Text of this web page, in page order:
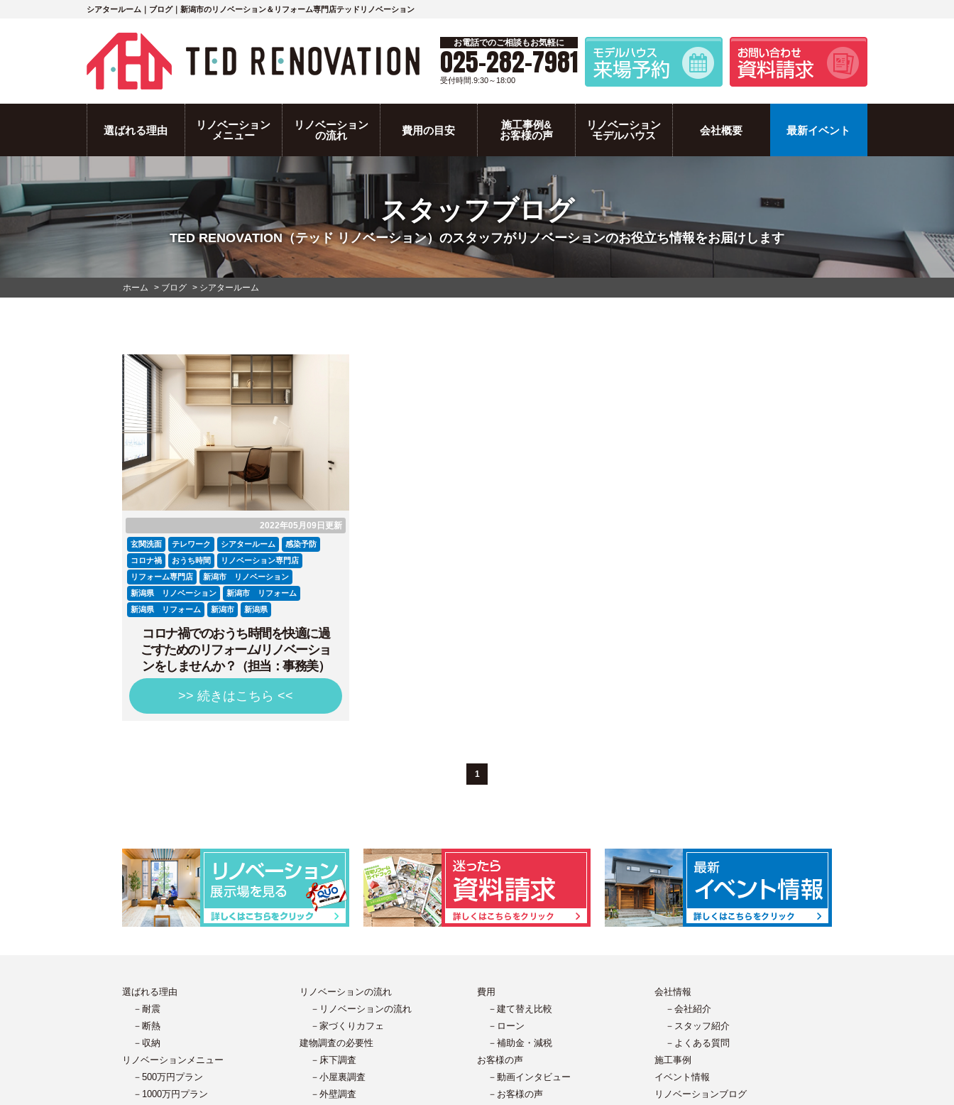
シアタールーム｜ブログ｜新潟市のリノベーション＆リフォーム専門店テッドリノベーション
お電話でのご相談もお気軽に
025-282-7981
受付時間.9:30～18:00
選ばれる理由
リノベーション
メニュー
リノベーション
の流れ
費用の目安
施工事例&
お客様の声
リノベーション
モデルハウス
会社概要 最新イベント
スタッフブログ
TED RENOVATION（テッド リノベーション）のスタッフがリノベーションのお役立ち情報をお届けします
ホーム > ブログ > シアタールーム
2022年05月09日更新
玄関洗面 テレワーク シアタールーム
感染予防
コロナ禍
おうち時間
リノベーション専門店
リフォーム専門店
新潟市 リノベーション
新潟県 リノベーション
新潟市 リフォーム
新潟県 リフォーム
新潟市 新潟県
コロナ禍でのおうち時間を快適に過
ごすためのリフォーム/リノベーショ
ンをしませんか？（担当：事務美）
>> 続きはこちら <<
1
選ばれる理由
－耐震
－断熱
－収納
リノベーションメニュー
－500万円プラン
－1000万円プラン
リノベーションの流れ
－リノベーションの流れ
－家づくりカフェ
建物調査の必要性
－床下調査
－小屋裏調査
－外壁調査
費用
－建て替え比較
－ローン
－補助金・減税
お客様の声
－動画インタビュー
－お客様の声
会社情報
－会社紹介
－スタッフ紹介
－よくある質問
施工事例
イベント情報
リノベーションブログ